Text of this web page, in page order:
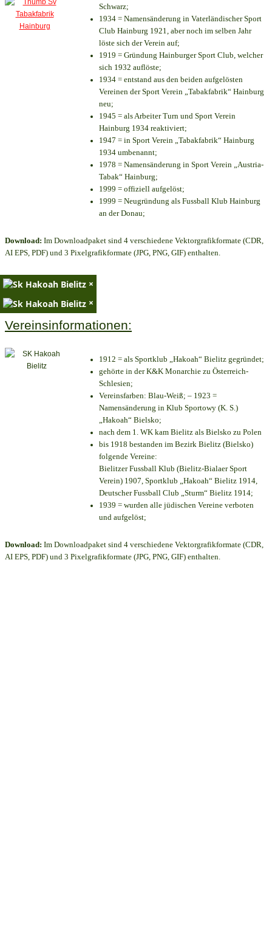
Schwarz;
1934 = Namensänderung in Vaterländischer Sport
Club Hainburg 1921, aber noch im selben Jahr
löste sich der Verein auf;
1919 = Gründung Hainburger Sport Club, welcher
sich 1932 auflöste;
1934 = entstand aus den beiden aufgelösten
Vereinen der Sport Verein „Tabakfabrik“ Hainburg
neu;
1945 = als Arbeiter Turn und Sport Verein
Hainburg 1934 reaktiviert;
1947 = in Sport Verein „Tabakfabrik“ Hainburg
1934 umbenannt;
1978 = Namensänderung in Sport Verein „Austria-
Tabak“ Hainburg;
1999 = offiziell aufgelöst;
1999 = Neugründung als Fussball Klub Hainburg
an der Donau;
Download: Im Downloadpaket sind 4 verschiedene Vektorgrafikformate (CDR,
AI EPS, PDF) und 3 Pixelgrafikformate (JPG, PNG, GIF) enthalten.
×
×
Vereinsinformationen:
1912 = als Sportklub „Hakoah“ Bielitz gegründet;
gehörte in der K&K Monarchie zu Österreich-
Schlesien;
Vereinsfarben: Blau-Weiß; – 1923 =
Namensänderung in Klub Sportowy (K. S.)
„Hakoah“ Bielsko;
nach dem 1. WK kam Bielitz als Bielsko zu Polen
bis 1918 bestanden im Bezirk Bielitz (Bielsko)
folgende Vereine:
Bielitzer Fussball Klub (Bielitz-Bialaer Sport
Verein) 1907, Sportklub „Hakoah“ Bielitz 1914,
Deutscher Fussball Club „Sturm“ Bielitz 1914;
1939 = wurden alle jüdischen Vereine verboten
und aufgelöst;
Download: Im Downloadpaket sind 4 verschiedene Vektorgrafikformate (CDR,
AI EPS, PDF) und 3 Pixelgrafikformate (JPG, PNG, GIF) enthalten.